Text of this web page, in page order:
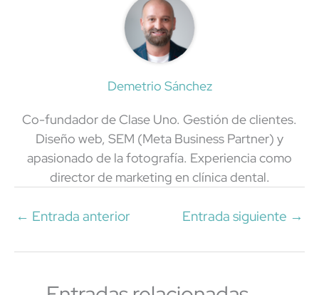
Demetrio Sánchez
Co-fundador de Clase Uno. Gestión de clientes.
Diseño web, SEM (Meta Business Partner) y
apasionado de la fotografía. Experiencia como
director de marketing en clínica dental.
← Entrada anterior Entrada siguiente →